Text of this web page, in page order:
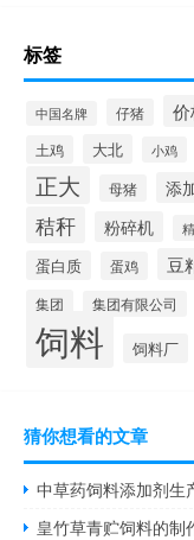
标签
中国名牌 仔猪
土鸡 大北 小鸡
正大 母猪 添
秸秆 粉碎机
蛋白质 蛋鸡 豆
集团 集团有限公司
饲料 饲料厂
猜你想看的文章
中草药饲料添加剂生
皇竹草青贮饲料的制